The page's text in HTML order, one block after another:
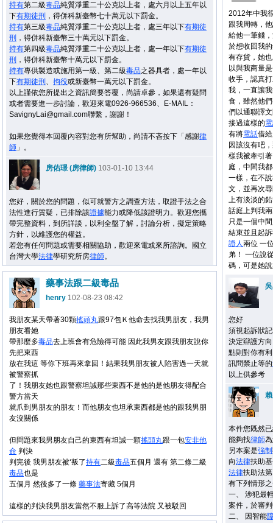
持有第二級毒品純質淨重二十公克以上者，處六月以上五年以
下有期徒刑 ，得併科新臺幣七十萬元以下罰金。
持有第三級毒品純質淨重二十公克以上者，處三年以下有期徒
刑 ，得併科新臺幣三十萬元以下罰金。
持有第四級毒品純質淨重二十公克以上者，處一年以下有期徒
刑 ，得併科新臺幣十萬元以下罰金。
持有專供製造或施用第一級、第二級毒品之器具者，處一年以
下有期徒刑 、 拘役或新臺幣一萬元以下罰金。
以上謹依您所提出之資訊簡要答覆，尚請卓參，如果還有疑問
或者需要進一步討論，歡迎來電0926-966536、E-MAIL：
SavignyLai@gmail.com聯繫，謝謝！
如果您覺得本回覆內容對您有所幫助，尚請不吝按下「感謝律
師 」。
房佑璟 (房律師) 103-01-10 13:44
您好，關於您的問題，似可就警方之調查方法，取證手法之合
法性進行質疑，已排除該證據能力或降低該證明力。歡迎您攜
帶完整資料，到所詳談，以利全盤了解，討論分析，擬定策略
方針，以維護您的權益。
若您有任何問題或需要相關協助，歡迎來電或來所諮詢。國立
台灣大學法律學研究所房律師。
2012年中我
跟我周轉，
給他一筆錢
於想收回我
有存貨，她
以與我商量
收手，認真
我，一直讓
食，雖然他
們以通聯譯
接過這樣的
有將電話借
因該沒有吧
樣我被牽引
庭，中間我
一樣，在不
文，並再次
上有淡淡的
話庭上判我
只是一個中
結束並且起
證人兩位 一
弟！ 一位說
碼，可是她
您好
須視起訴狀
決定辯護方
點則對你有
訊問禁止等的
以上供參考
本件您既然
能夠找律師
另本案是強制
向法律扶助
法律扶助法
有下列情形
一、 涉犯最
案件，於審
二、 因智能
藥事法跟二級毒品
henry 102-08-23 08:42
我朋友某天帶著30顆搖頭丸跟97包Ｋ他命去找我男朋友，我男
朋友看她
帶那麼多毒品去上班會有危險得可能 因此我男友跟我朋友說你
先把東西
放在我這 等你下班再來拿回！結果我男朋友被人陷害過一天就
被警察抓
了！我朋友她也跟警察坦誠那些東西不是他的是他朋友得配合
警方當天
就爪到男朋友的朋友！而他朋友也坦承東西都是他的跟我男朋
友沒關係
但問題來我男朋友自己的東西有坦誠一顆搖頭丸跟一包安非他
命 判決
判完後 我男朋友被‘叛了持有二級毒品五個月 還有 第二條二級
毒品也是
五個月 然後多了一條 藥事法寄藏 5個月
這樣的判決我男朋友當然不服上訴了高等法院 又被駁回